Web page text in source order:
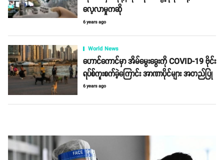
လေ့လာမှုကဆို
6 years ago
World News
ဟောင်ကောင်မှာ အိမ်မွေးခွေးကို COVID-19 ဗိုင်း
ရပ်စ်ကူးစက်ခဲ့ကြောင်း အာဏာပိုင်များ အတည်ပြု
6 years ago